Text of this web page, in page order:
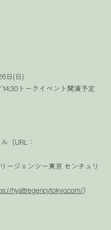
日(日)
14:30トークイベント開演予定
（URL：
ージェンシー東京 センチュリ
hyattregencytokyo.com/）